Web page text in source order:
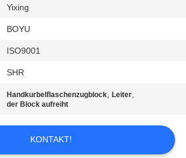
Yixing
BOYU
ISO9001
SHR
Handkurbelflaschenzugblock,Leiter,
der Block aufreiht
KONTAKT!